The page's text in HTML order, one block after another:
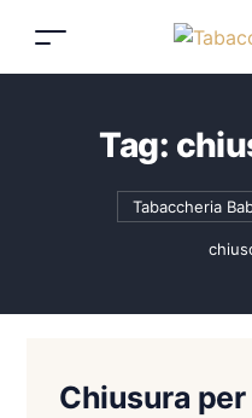
Tag:
Tabaccheria
Chiusura